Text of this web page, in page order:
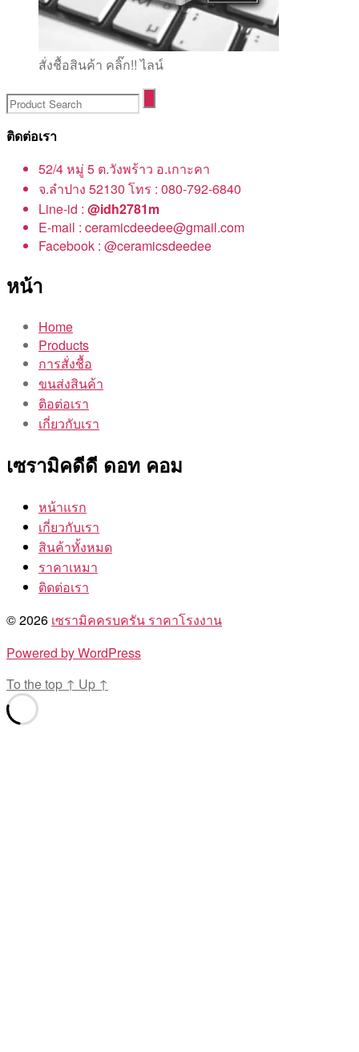
สั่งชื้อสินค้า คลิ๊ก!! ไลน์
ติดต่อเรา
52/4 หมู่ 5 ต.วังพร้าว อ.เกาะคา
จ.ลำปาง 52130 โทร : 080-792-6840
Line-id : @idh2781m
E-mail : ceramicdeedee@gmail.com
Facebook : @ceramicsdeedee
หน้า
Home
Products
การสั่งชื้อ
ขนส่งสินค้า
ติอต่อเรา
เกี่ยวกับเรา
เซรามิคดีดี ดอท คอม
หน้าแรก
เกี่ยวกับเรา
สินค้าทั้งหมด
ราคาเหมา
ติดต่อเรา
© 2026 เซรามิคครบครัน ราคาโรงงาน
Powered by WordPress
To the top ↑ Up ↑